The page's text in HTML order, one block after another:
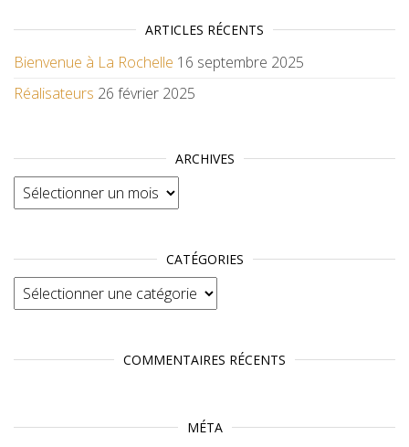
ARTICLES RÉCENTS
Bienvenue à La Rochelle 16 septembre 2025
Réalisateurs 26 février 2025
ARCHIVES
Archives
CATÉGORIES
Catégories
COMMENTAIRES RÉCENTS
MÉTA